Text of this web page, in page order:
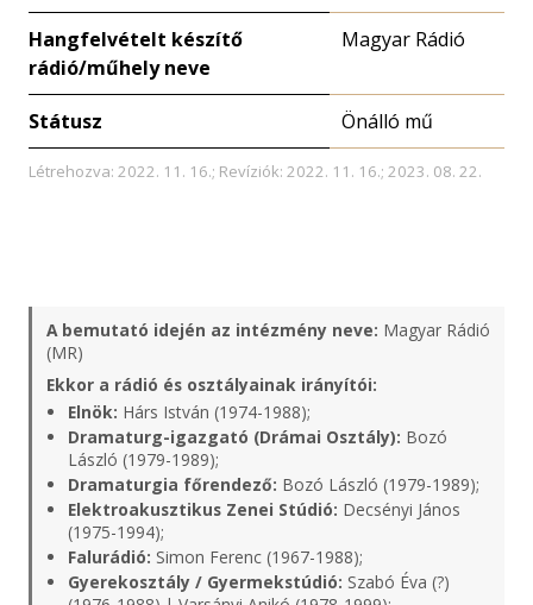
Hangfelvételt készítő
rádió/műhely neve
Magyar Rádió
Státusz Önálló mű
Létrehozva: 2022. 11. 16.; Revíziók: 2022. 11. 16.; 2023. 08. 22.
A bemutató idején az intézmény neve: Magyar Rádió
(MR)
Ekkor a rádió és osztályainak irányítói:
Elnök: Hárs István (1974-1988);
Dramaturg-igazgató (Drámai Osztály): Bozó
László (1979-1989);
Dramaturgia főrendező: Bozó László (1979-1989);
Elektroakusztikus Zenei Stúdió: Decsényi János
(1975-1994);
Falurádió: Simon Ferenc (1967-1988);
Gyerekosztály / Gyermekstúdió: Szabó Éva (?)